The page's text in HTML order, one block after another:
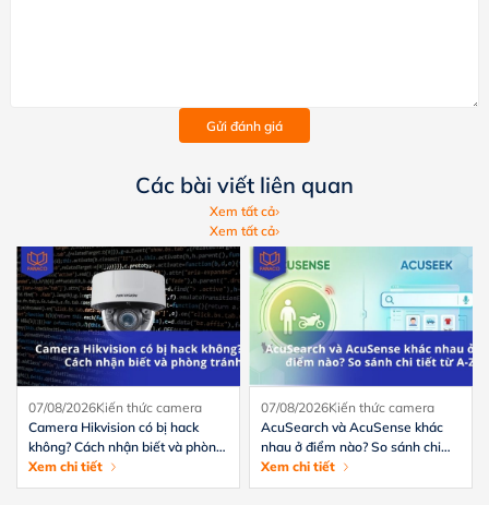
Gửi đánh giá
Các bài viết liên quan
Xem tất cả
Xem tất cả
07/08/2026Kiến thức camera
Camera Hikvision có bị hack
không? Cách nhận biết và phòng
tránh hiệu quả
Xem chi tiết
07/08/2026Kiến thức camera
AcuSearch và AcuSense khác
nhau ở điểm nào? So sánh chi
tiết từ A-Z
Xem chi tiết